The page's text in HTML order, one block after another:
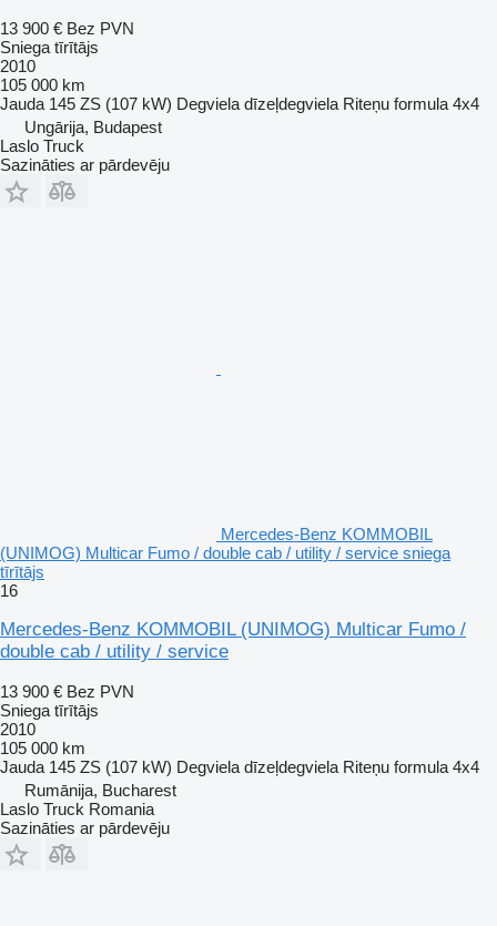
13 900 € Bez PVN
Sniega tīrītājs
2010
105 000 km
Jauda 145 ZS (107 kW) Degviela dīzeļdegviela Riteņu formula 4x4
Ungārija, Budapest
Laslo Truck
Sazināties ar pārdevēju
Mercedes-Benz KOMMOBIL
(UNIMOG) Multicar Fumo / double cab / utility / service sniega
tīrītājs
16
Mercedes-Benz KOMMOBIL (UNIMOG) Multicar Fumo /
double cab / utility / service
13 900 € Bez PVN
Sniega tīrītājs
2010
105 000 km
Jauda 145 ZS (107 kW) Degviela dīzeļdegviela Riteņu formula 4x4
Rumānija, Bucharest
Laslo Truck Romania
Sazināties ar pārdevēju